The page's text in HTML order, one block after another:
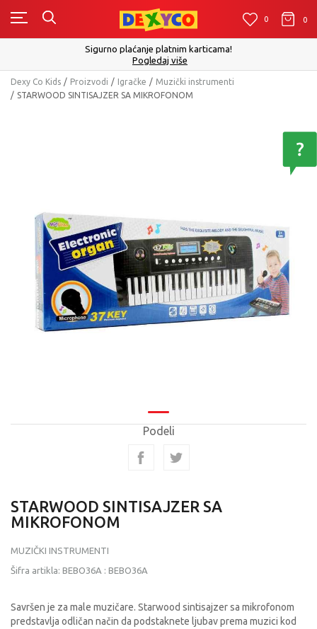
0 0
Click&Collect - Platite karticom Online i
Dexy Co Kids Proizvodi Igračke
Muzički instrumenti
STARWOOD SINTISAJZER SA MIKROFONOM
Podeli
STARWOOD SINTISAJZER SA
MIKROFONOM
MUZIČKI INSTRUMENTI
Šifra artikla: BEBO36A : BEBO36A
Savršen je za male muzičare. Starwood sintisajzer sa mikrofonom
predstavlja odličan način da podstaknete ljubav prema muzici kod